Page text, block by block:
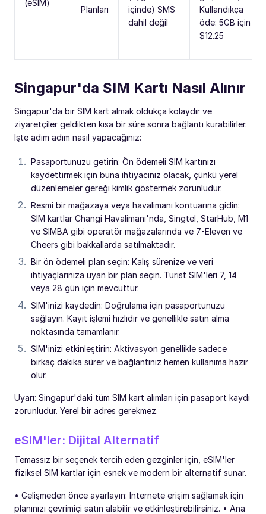
(eSIM)
Planları
içinde) SMS
dahil değil
Kullandıkça
öde: 5GB için
$12.25
Singapur'da SIM Kartı Nasıl Alınır
Singapur'da bir SIM kart almak oldukça kolaydır ve
ziyaretçiler geldikten kısa bir süre sonra bağlantı kurabilirler.
İşte adım adım nasıl yapacağınız:
Pasaportunuzu getirin: Ön ödemeli SIM kartınızı
kaydettirmek için buna ihtiyacınız olacak, çünkü yerel
düzenlemeler gereği kimlik göstermek zorunludur.
Resmi bir mağazaya veya havalimanı kontuarına gidin:
SIM kartlar Changi Havalimanı'nda, Singtel, StarHub, M1
ve SIMBA gibi operatör mağazalarında ve 7-Eleven ve
Cheers gibi bakkallarda satılmaktadır.
Bir ön ödemeli plan seçin: Kalış sürenize ve veri
ihtiyaçlarınıza uyan bir plan seçin. Turist SIM'leri 7, 14
veya 28 gün için mevcuttur.
SIM'inizi kaydedin: Doğrulama için pasaportunuzu
sağlayın. Kayıt işlemi hızlıdır ve genellikle satın alma
noktasında tamamlanır.
SIM'inizi etkinleştirin: Aktivasyon genellikle sadece
birkaç dakika sürer ve bağlantınız hemen kullanıma hazır
olur.
Uyarı: Singapur'daki tüm SIM kart alımları için pasaport kaydı
zorunludur. Yerel bir adres gerekmez.
eSIM'ler: Dijital Alternatif
Temassız bir seçenek tercih eden gezginler için, eSIM'ler
fiziksel SIM kartlar için esnek ve modern bir alternatif sunar.
• Gelişmeden önce ayarlayın: İnternete erişim sağlamak için
planınızı çevrimiçi satın alabilir ve etkinleştirebilirsiniz. • Ana